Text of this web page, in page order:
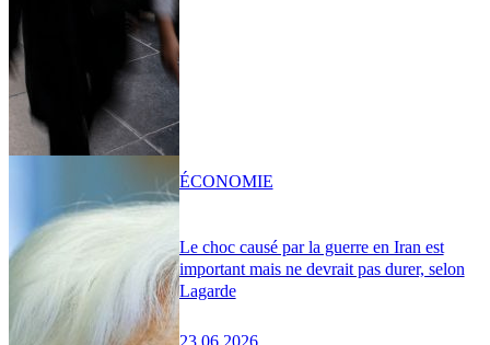
Le choc causé par la guerre en Iran est
important mais ne devrait pas durer, selon
Lagarde
23.06.2026
ÉCONOMIE